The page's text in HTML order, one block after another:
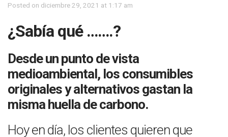
Posted on diciembre 29, 2021 at 1:17 am
¿Sabía qué …….?
Desde un punto de vista
medioambiental, los consumibles
originales y alternativos gastan la
misma huella de carbono.
Hoy en día, los clientes quieren que